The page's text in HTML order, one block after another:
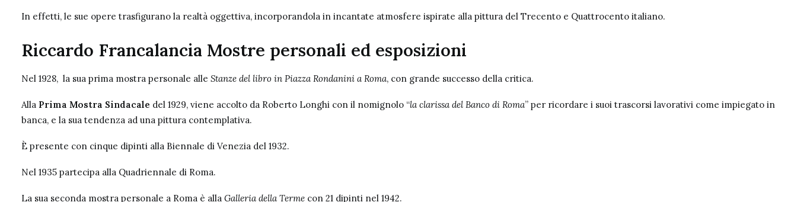
In effetti, le sue opere trasfigurano la realtà oggettiva, incorporandola in incantate atmosfere ispirate alla pittura del Trecento e Quattrocento italiano.
Riccardo Francalancia Mostre personali ed esposizioni
Nel 1928, la sua prima mostra personale alle Stanze del libro in Piazza Rondanini a Roma, con grande successo della critica.
Alla Prima Mostra Sindacale del 1929, viene accolto da Roberto Longhi con il nomignolo “la clarissa del Banco di Roma” per ricordare i suoi trascorsi lavorativi come impiegato in
banca, e la sua tendenza ad una pittura contemplativa.
È presente con cinque dipinti alla Biennale di Venezia del 1932.
Nel 1935 partecipa alla Quadriennale di Roma.
La sua seconda mostra personale a Roma è alla Galleria della Terme con 21 dipinti nel 1942.